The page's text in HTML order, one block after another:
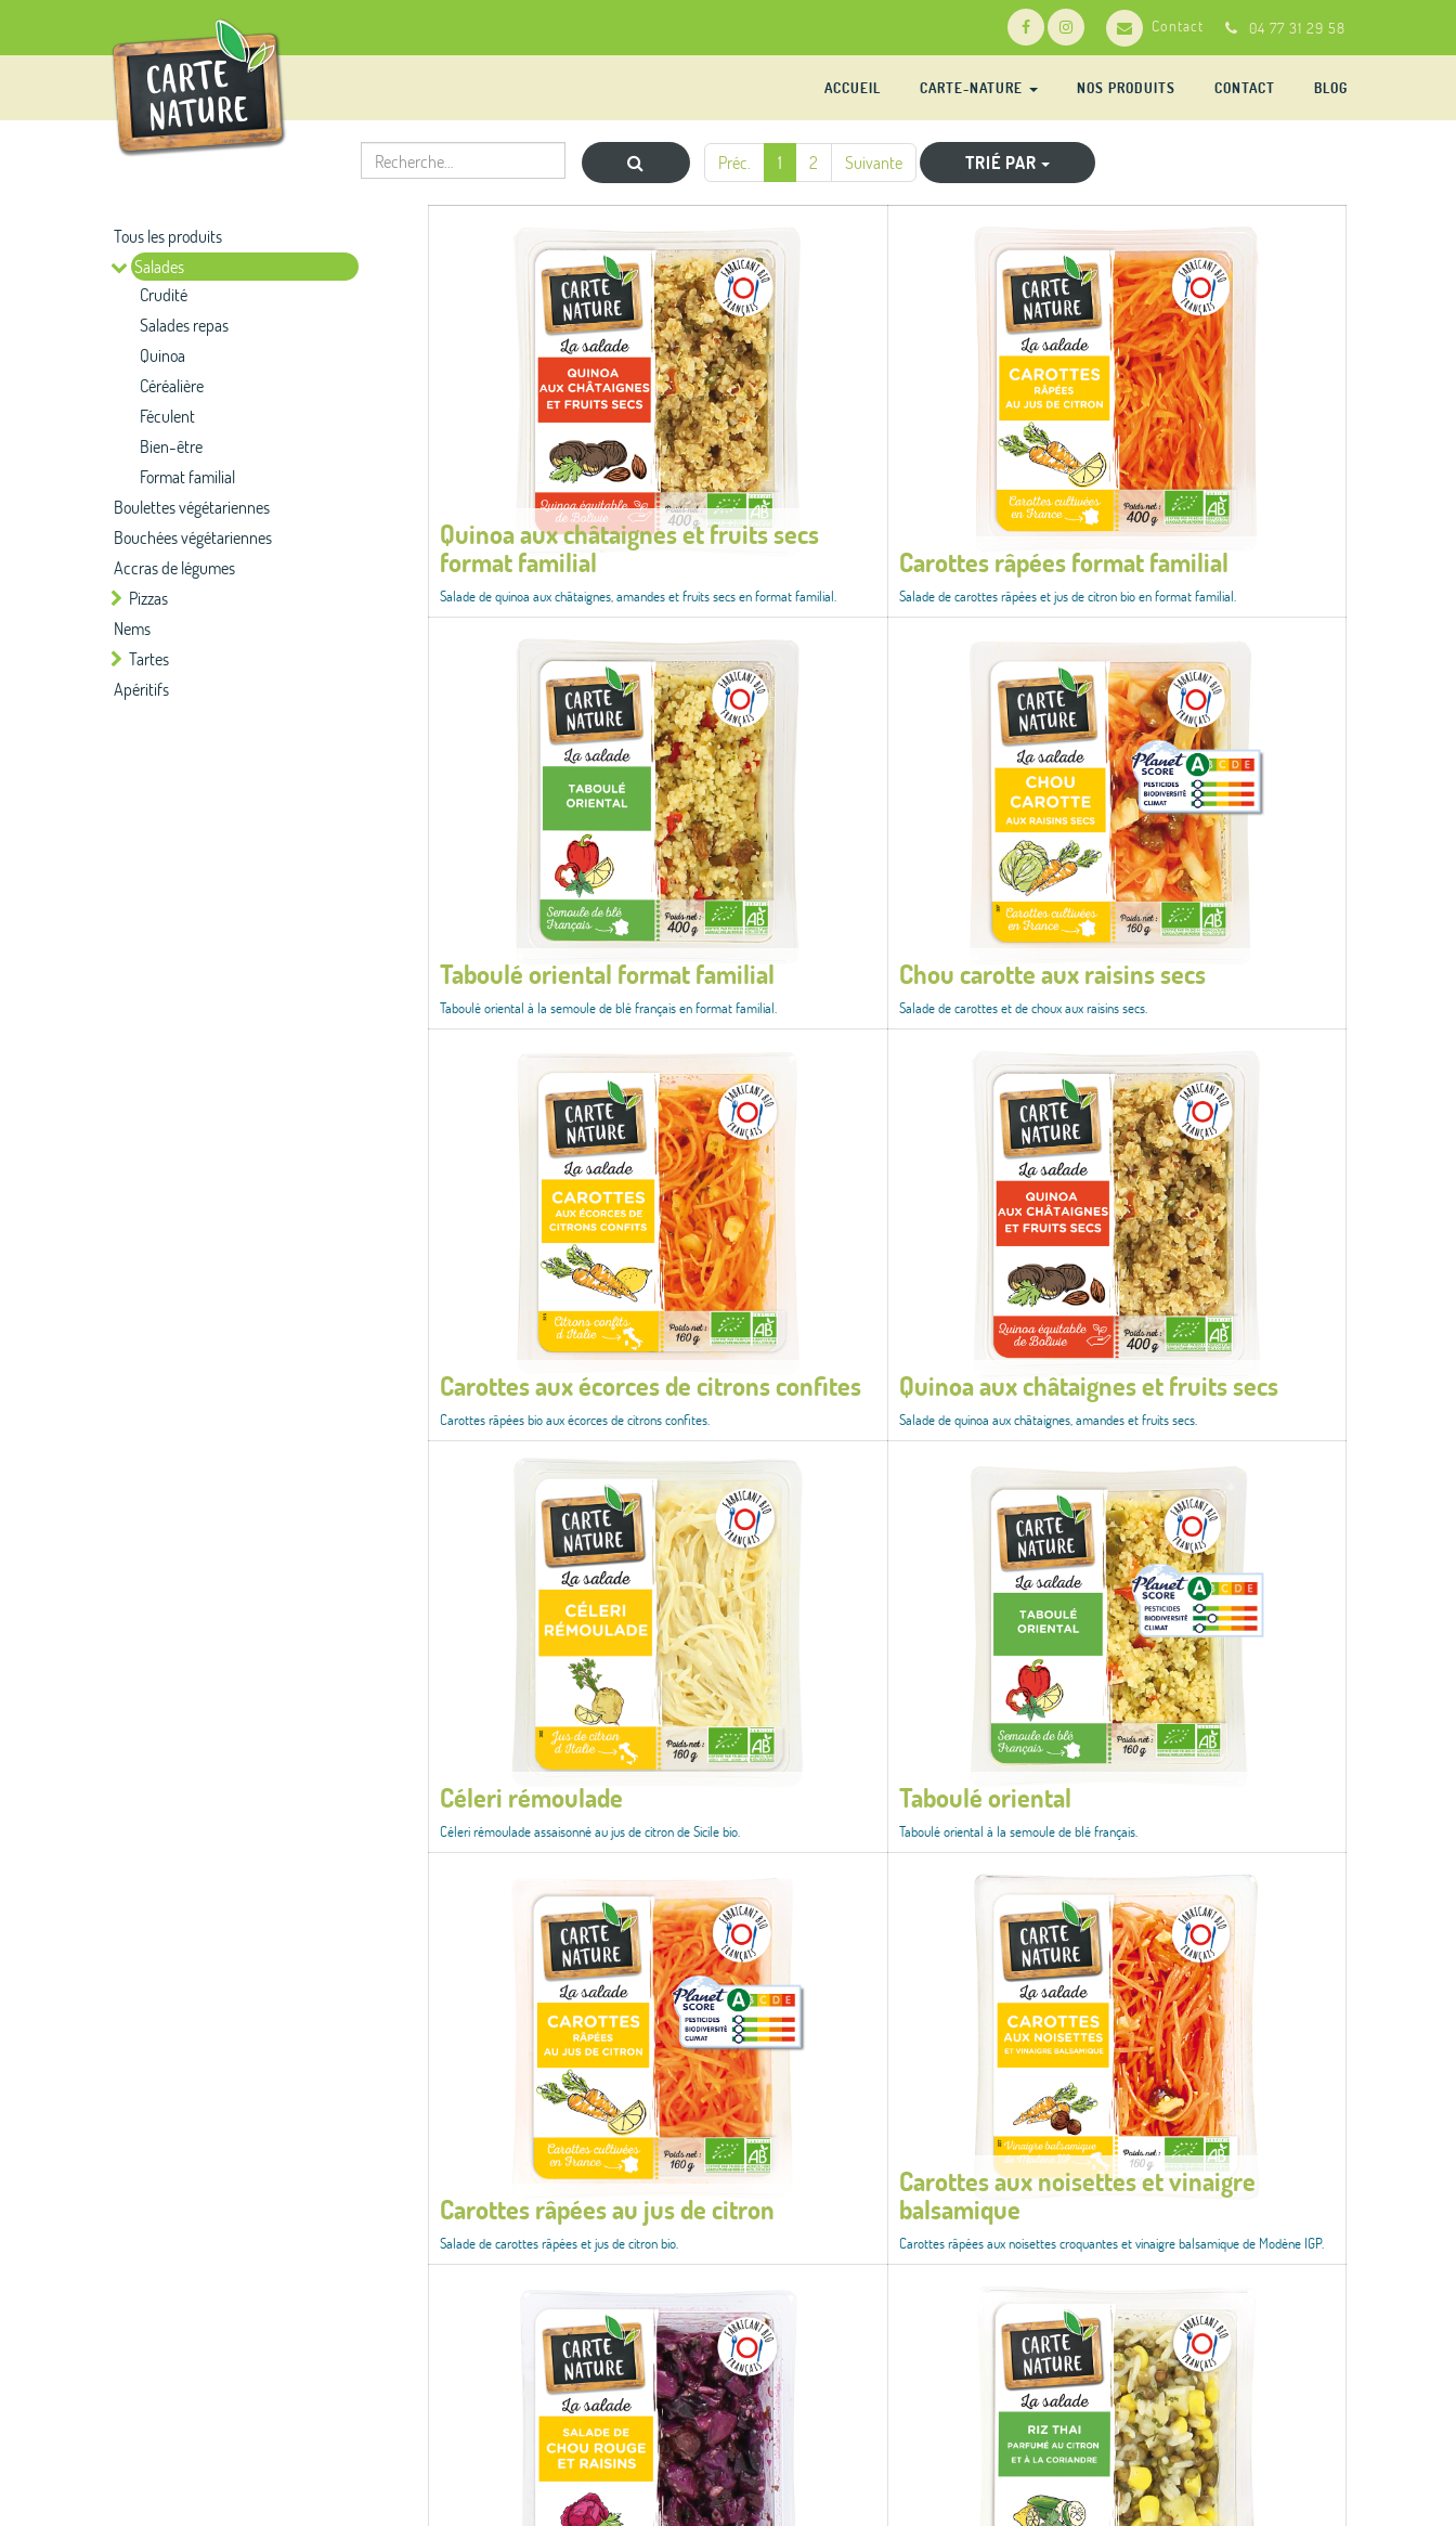
Contact 04 77 31 29 58
ACCUEIL CARTE-NATURE NOS PRODUITS CONTACT BLOG
Préc. 1 2 Suivante TRIÉ PAR
Tous les produits
Salades
Crudité
Salades repas
Quinoa
Céréalière
Féculent
Bien-être
Format familial
Boulettes végétariennes
Bouchées végétariennes
Accras de légumes
Pizzas
Nems
Tartes
Apéritifs
Quinoa aux châtaignes et fruits secs
format familial
Salade de quinoa aux châtaignes, amandes et fruits secs en format familial.
Carottes râpées format familial
Salade de carottes râpées et jus de citron bio en format familial.
Taboulé oriental format familial
Taboulé oriental à la semoule de blé français en format familial.
Chou carotte aux raisins secs
Salade de carottes et de choux aux raisins secs.
Carottes aux écorces de citrons confites
Carottes râpées bio aux écorces de citrons confites.
Quinoa aux châtaignes et fruits secs
Salade de quinoa aux châtaignes, amandes et fruits secs.
Céleri rémoulade
Céleri rémoulade assaisonné au jus de citron de Sicile bio.
Taboulé oriental
Taboulé oriental à la semoule de blé français.
Carottes râpées au jus de citron
Salade de carottes râpées et jus de citron bio.
Carottes aux noisettes et vinaigre
balsamique
Carottes râpées aux noisettes croquantes et vinaigre balsamique de Modène IGP.